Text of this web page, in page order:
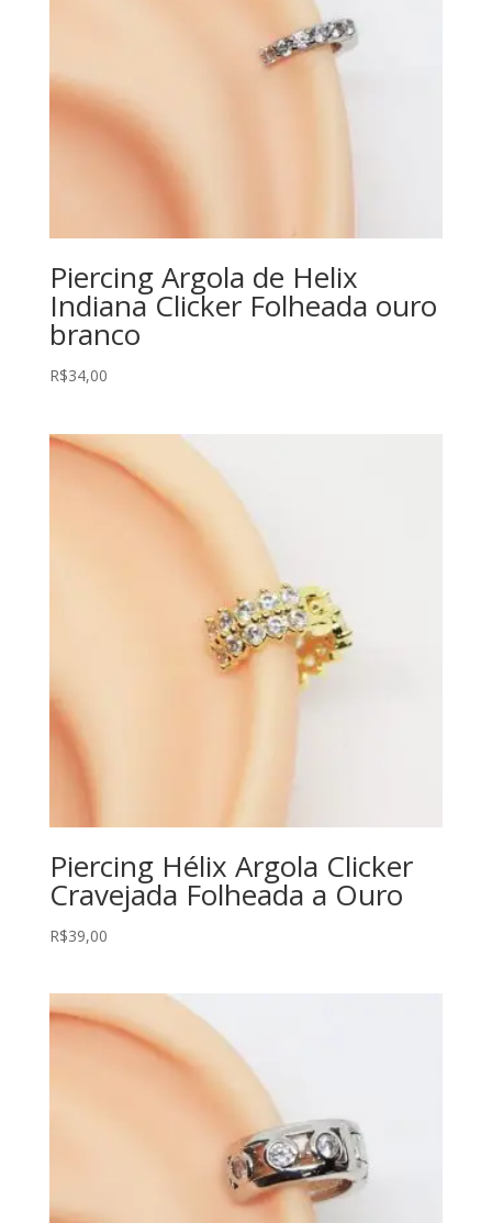
Piercing Argola de Helix
Indiana Clicker Folheada ouro
branco
R$34,00
Piercing Hélix Argola Clicker
Cravejada Folheada a Ouro
R$39,00